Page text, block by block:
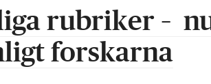
rubriker –
forskarna